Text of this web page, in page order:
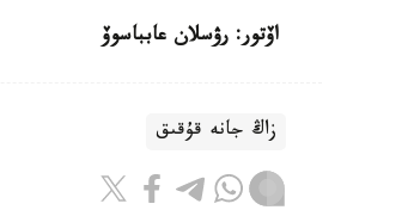
اۆتور: رۋسلان عابباسوۆ
زاڭ جانە قۇقىق